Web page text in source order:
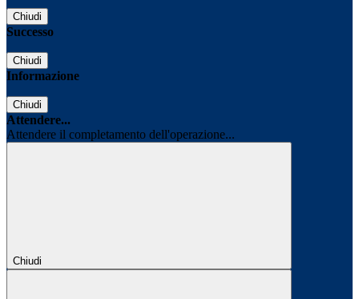
Chiudi
Successo
Chiudi
Informazione
Chiudi
Attendere...
Attendere il completamento dell'operazione...
Chiudi